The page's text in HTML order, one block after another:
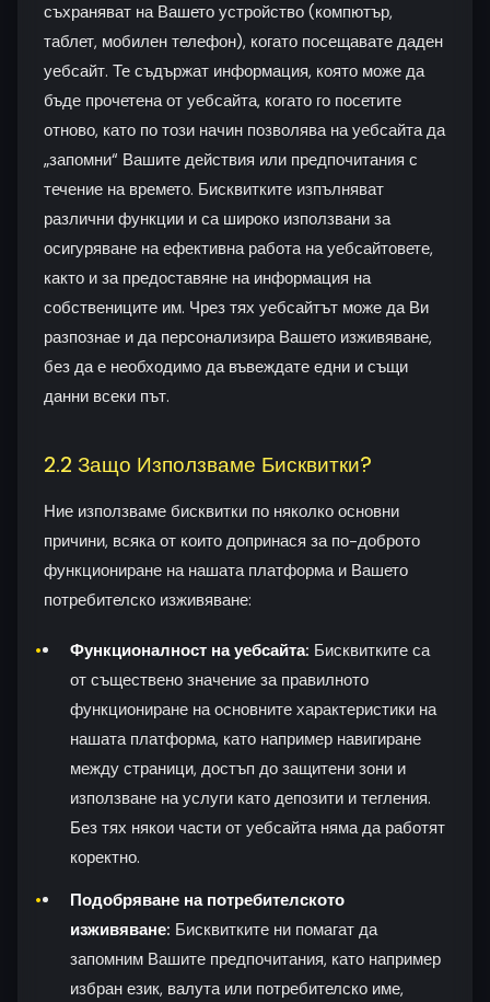
съхраняват на Вашето устройство (компютър,
таблет, мобилен телефон), когато посещавате даден
уебсайт. Те съдържат информация, която може да
бъде прочетена от уебсайта, когато го посетите
отново, като по този начин позволява на уебсайта да
„запомни“ Вашите действия или предпочитания с
течение на времето. Бисквитките изпълняват
различни функции и са широко използвани за
осигуряване на ефективна работа на уебсайтовете,
както и за предоставяне на информация на
собствениците им. Чрез тях уебсайтът може да Ви
разпознае и да персонализира Вашето изживяване,
без да е необходимо да въвеждате едни и същи
данни всеки път.
2.2 Защо Използваме Бисквитки?
Ние използваме бисквитки по няколко основни
причини, всяка от които допринася за по-доброто
функциониране на нашата платформа и Вашето
потребителско изживяване:
Функционалност на уебсайта: Бисквитките са
от съществено значение за правилното
функциониране на основните характеристики на
нашата платформа, като например навигиране
между страници, достъп до защитени зони и
използване на услуги като депозити и тегления.
Без тях някои части от уебсайта няма да работят
коректно.
Подобряване на потребителското
изживяване: Бисквитките ни помагат да
запомним Вашите предпочитания, като например
избран език, валута или потребителско име,